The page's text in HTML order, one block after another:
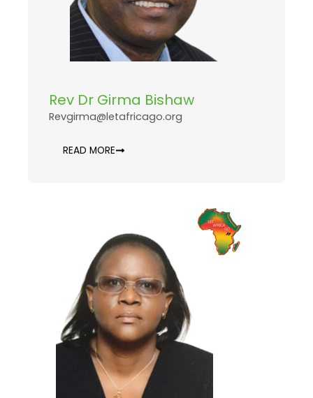
Rev Dr Girma Bishaw
Revgirma@letafricago.org
READ MORE